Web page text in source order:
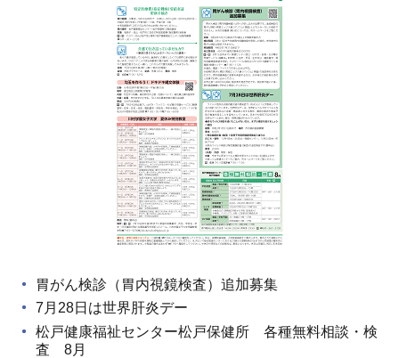
胃がん検診（胃内視鏡検査）追加募集
7月28日は世界肝炎デー
松戸健康福祉センター松戸保健所 各種無料相談・検
査 8月